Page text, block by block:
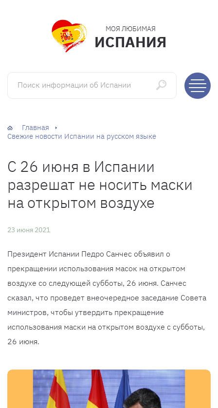
МОЯ ЛЮБИМАЯ
ИСПАНИЯ
Поиск информации об Испании
Главная
Свежие новости Испании на русском языке
С 26 июня в Испании
разрешат не носить маски
на открытом воздухе
23 июня 2021
Президент Испании Педро Санчес объявил о
прекращении использования масок на открытом
воздухе со следующей субботы, 26 июня. Санчес
сказал, что проведет внеочередное заседание Совета
министров, чтобы утвердить прекращение
использования маски на открытом воздухе с субботы,
26 июня.